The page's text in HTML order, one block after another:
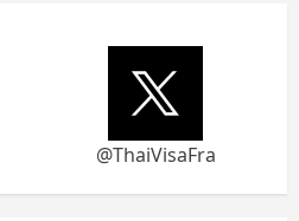
@ThaiVisaFra